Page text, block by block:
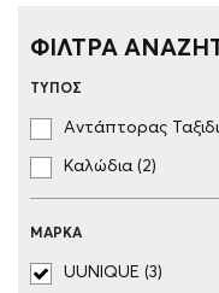
ΦΙΛΤΡΑ
ΤΎΠΟΣ
Αντάπτορας
Καλώδια (2)
ΜΆΡΚΑ
UUNIQUE (3)